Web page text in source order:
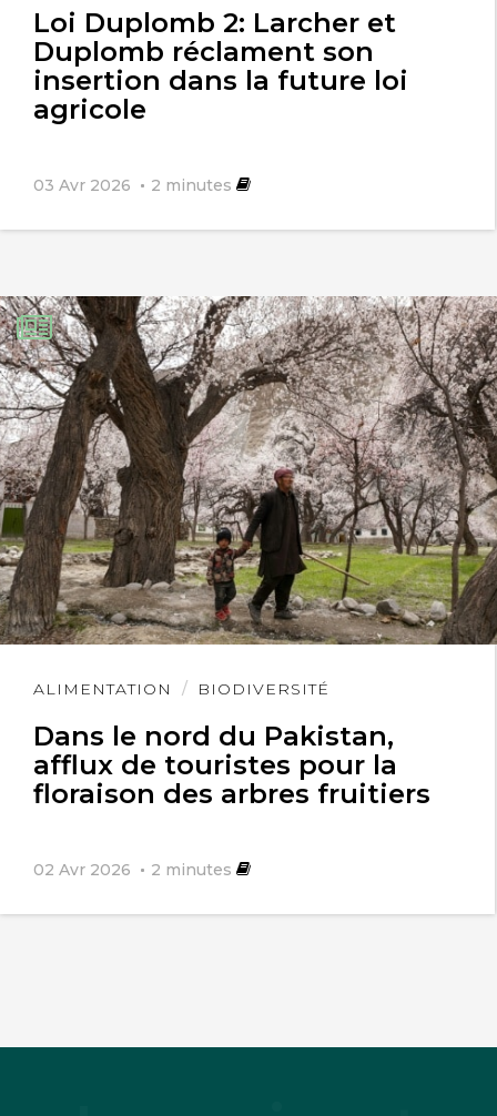
Loi Duplomb 2: Larcher et
Duplomb réclament son
insertion dans la future loi
agricole
03 Avr 2026 2 minutes
ALIMENTATION BIODIVERSITÉ
Dans le nord du Pakistan,
afflux de touristes pour la
floraison des arbres fruitiers
02 Avr 2026 2 minutes
Lire